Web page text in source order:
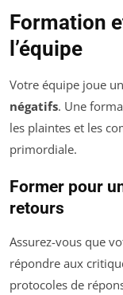
Formation
l’équipe
Votre équipe joue
négatifs. Une
les plaintes et les
primordiale.
Former pour
retours
Assurez-vous que
répondre aux
protocoles de